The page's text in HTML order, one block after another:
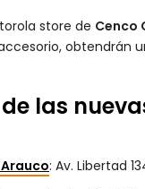
store de Cenco
obtendrán
las
: Av. Libertad